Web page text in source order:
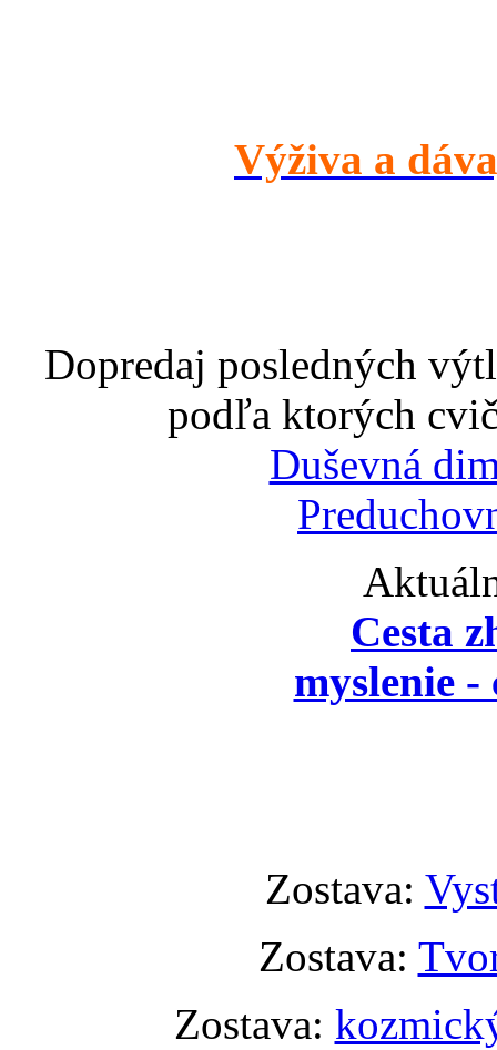
Výživa a
Dopredaj posledných
podľa ktorých
Duševná
Cesta
myslenie
Zostava:
Zostava:
Zostava: